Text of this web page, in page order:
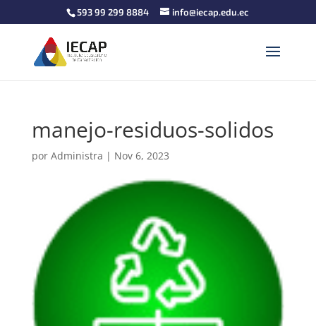
593 99 299 8884 info@iecap.edu.ec
manejo-residuos-solidos
por Administra | Nov 6, 2023